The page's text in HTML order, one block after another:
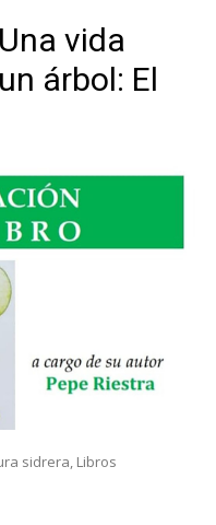
vida
árbol: El
sidrera, Libros